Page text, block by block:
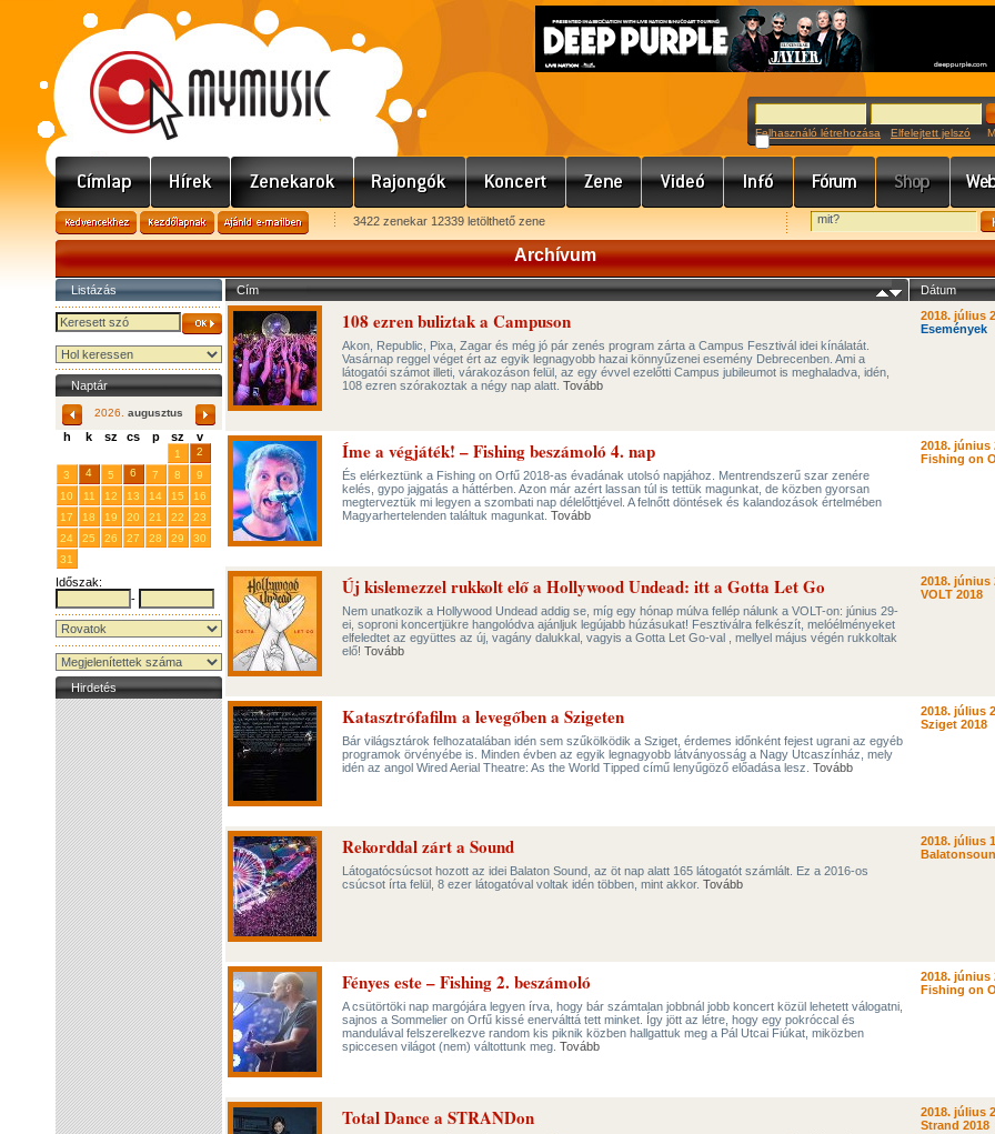
Felhasználó létrehozása Elfelejtett jelszó
3422 zenekar 12339 letölthető zene
Archívum
Listázás
Naptár
2026. augusztus
h k sz cs p sz v
1
2
3
4 5 6 7 8
9
10
11 12 13 14 15
16
17
18 19 20 21 22
23
24
25 26 27 28 29
30
31
Időszak:
-
Hirdetés
Cím Dátum
108 ezren buliztak a Campuson
Akon, Republic, Pixa, Zagar és még jó pár zenés program zárta a Campus Fesztivál idei kínálatát.
Vasárnap reggel véget ért az egyik legnagyobb hazai könnyűzenei esemény Debrecenben. Ami a
látogatói számot illeti, várakozáson felül, az egy évvel ezelőtti Campus jubileumot is meghaladva, idén,
108 ezren szórakoztak a négy nap alatt. Tovább
2018. július
Események
Íme a végjáték! – Fishing beszámoló 4. nap
És elérkeztünk a Fishing on Orfű 2018-as évadának utolsó napjához. Mentrendszerű szar zenére
kelés, gypo jajgatás a háttérben. Azon már azért lassan túl is tettük magunkat, de közben gyorsan
megterveztük mi legyen a szombati nap délelőttjével. A felnőtt döntések és kalandozások értelmében
Magyarhertelenden találtuk magunkat. Tovább
2018. június
Fishing on
Új kislemezzel rukkolt elő a Hollywood Undead: itt a Gotta Let Go
Nem unatkozik a Hollywood Undead addig se, míg egy hónap múlva fellép nálunk a VOLT-on: június 29-
ei, soproni koncertjükre hangolódva ajánljuk legújabb húzásukat! Fesztiválra felkészít, melóélményeket
elfeledtet az együttes az új, vagány dalukkal, vagyis a Gotta Let Go-val , mellyel május végén rukkoltak
elő! Tovább
2018. június
VOLT 2018
Katasztrófafilm a levegőben a Szigeten
Bár világsztárok felhozatalában idén sem szűkölködik a Sziget, érdemes időnként fejest ugrani az egyéb
programok örvényébe is. Minden évben az egyik legnagyobb látványosság a Nagy Utcaszínház, mely
idén az angol Wired Aerial Theatre: As the World Tipped című lenyűgöző előadása lesz. Tovább
2018. július
Sziget 2018
Rekorddal zárt a Sound
Látogatócsúcsot hozott az idei Balaton Sound, az öt nap alatt 165 látogatót számlált. Ez a 2016-os
csúcsot írta felül, 8 ezer látogatóval voltak idén többen, mint akkor. Tovább
2018. július
Fényes este – Fishing 2. beszámoló
A csütörtöki nap margójára legyen írva, hogy bár számtalan jobbnál jobb koncert közül lehetett válogatni,
sajnos a Sommelier on Orfű kissé enerválttá tett minket. Így jött az létre, hogy egy pokróccal és
mandulával felszerelkezve random kis piknik közben hallgattuk meg a Pál Utcai Fiúkat, miközben
spiccesen világot (nem) váltottunk meg. Tovább
2018. június
Fishing on
Total Dance a STRANDon
2018. július
Strand 2018